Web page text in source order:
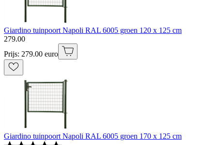
Giardino tuinpoort Napoli RAL 6005 groen 120 x 125 cm
279.00
Prijs: 279.00 euro
Giardino tuinpoort Napoli RAL 6005 groen 170 x 125 cm